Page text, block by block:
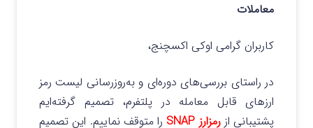
معاملات
کاربران گرامی اوکی اکسچنج،
در راستای بررسی‌های دوره‌ای و به‌روزرسانی لیست رمز
ارزهای قابل معامله در پلتفرم، تصمیم گرفته‌ایم
پشتیبانی ازرمزارز SNAP
را متوقف نماییم. این تصمیم